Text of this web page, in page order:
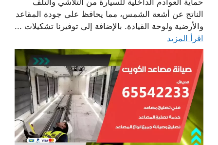
حماية العوادم الداخلية للسيارة من التلاشي والتلف
الناتج عن أشعة الشمس، مما يحافظ على جودة المقاعد
والأرضية ولوحة القيادة. بالإضافة إلى توفيرنا تشكيلات ...
اقرأ المزيد